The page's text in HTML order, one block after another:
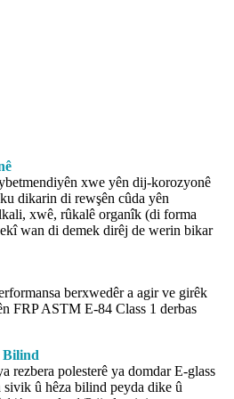
xwe yên dij-korozyonê
dikarin di rewşên cûda yên
xwê, rûkalê organîk (di forma
wan di demek dirêj de werin bikar
berxwedêr a agir ve girêk
FRP ASTM E-84 Class 1 derbas
Bilind
rezbera polesterê ya domdar E-glass
û hêza bilind peyda dike û